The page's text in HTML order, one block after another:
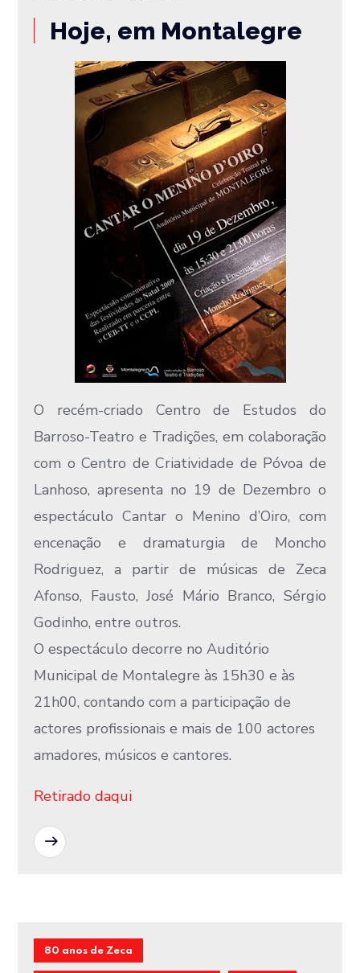
Hoje, em Montalegre
O recém-criado Centro de Estudos do
Barroso-Teatro e Tradições, em colaboração
com o Centro de Criatividade de Póvoa de
Lanhoso, apresenta no 19 de Dezembro o
espectáculo Cantar o Menino d’Oiro, com
encenação e dramaturgia de Moncho
Rodriguez, a partir de músicas de Zeca
Afonso, Fausto, José Mário Branco, Sérgio
Godinho, entre outros.
O espectáculo decorre no Auditório
Municipal de Montalegre às 15h30 e às
21h00, contando com a participação de
actores profissionais e mais de 100 actores
amadores, músicos e cantores.
Retirado daqui
80 anos de Zeca